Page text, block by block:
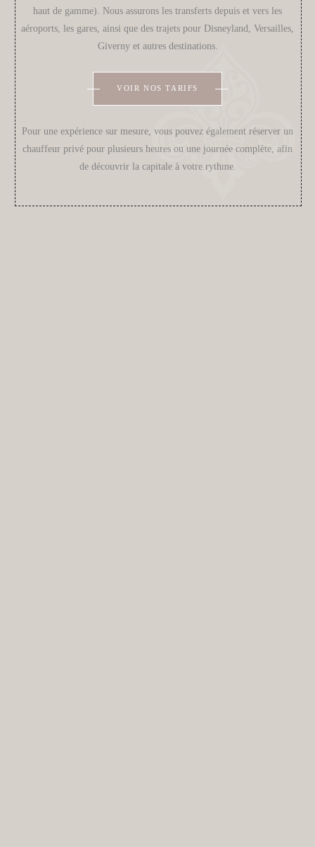
haut de gamme). Nous assurons les transferts depuis et vers les
aéroports, les gares, ainsi que des trajets pour Disneyland, Versailles,
Giverny et autres destinations.
VOIR NOS TARIFS
Pour une expérience sur mesure, vous pouvez également réserver un
chauffeur privé pour plusieurs heures ou une journée complète, afin
de découvrir la capitale à votre rythme.